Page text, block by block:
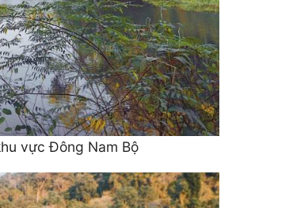
vực Đông Nam Bộ